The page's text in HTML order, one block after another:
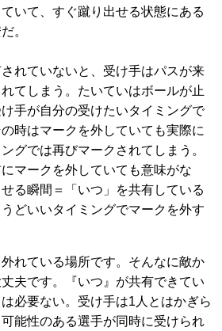
いて、すぐ蹴り出せる状態にある
。
れていないと、受け手はパスが来
てしまう。たいていはボールが止
手が自分の受けたいタイミングで
時はマークを外していても実際に
グでは再びマークされてしまう。
マークを外していても意味がな
る瞬間＝「いつ」を共有している
どいいタイミングでマークを外す
外れている場所です。そんなに敵か
夫です。『いつ』が共有できてい
必要ない。受け手は1人とはかぎら
能性のある選手が同時に受けられ